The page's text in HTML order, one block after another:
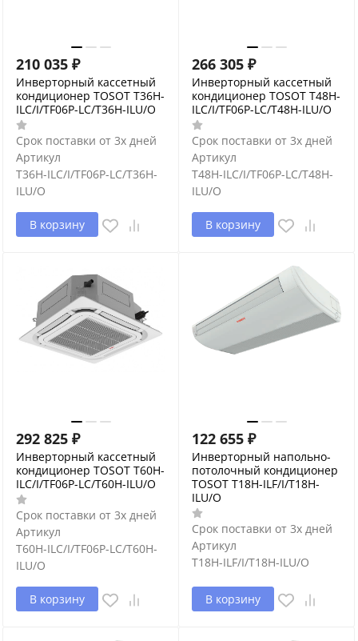
210 035 ₽
Инверторный кассетный
кондиционер TOSOT T36H-
ILC/I/TF06P-LC/T36H-ILU/O
Срок поставки от 3х дней
Артикул
T36H-ILC/I/TF06P-LC/T36H-
ILU/O
В корзину
266 305 ₽
Инверторный кассетный
кондиционер TOSOT T48H-
ILC/I/TF06P-LC/T48H-ILU/O
Срок поставки от 3х дней
Артикул
T48H-ILC/I/TF06P-LC/T48H-
ILU/O
В корзину
292 825 ₽
Инверторный кассетный
кондиционер TOSOT T60H-
ILC/I/TF06P-LC/T60H-ILU/O
Срок поставки от 3х дней
Артикул
T60H-ILC/I/TF06P-LC/T60H-
ILU/O
В корзину
122 655 ₽
Инверторный напольно-
потолочный кондиционер
TOSOT T18H-ILF/I/T18H-
ILU/O
Срок поставки от 3х дней
Артикул
T18H-ILF/I/T18H-ILU/O
В корзину